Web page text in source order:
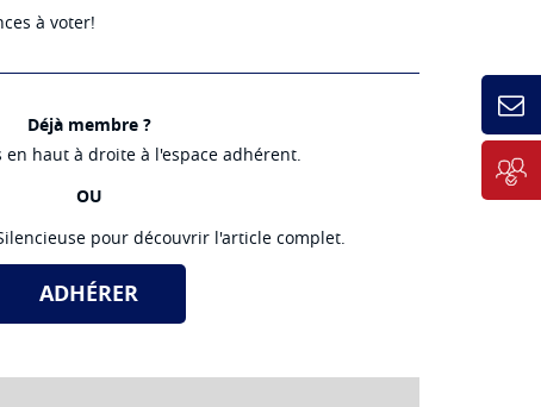
à voter!
Déjà membre ?
en haut à droite à l'espace adhérent.
OU
pour découvrir l'article complet.
ADHÉRER